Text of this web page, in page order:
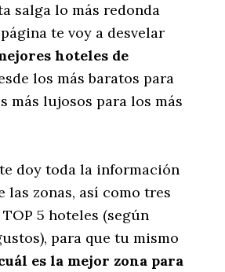
salga lo más redonda
te voy a desvelar
hoteles de
los más baratos para
más lujosos para los más
doy toda la información
las zonas, así como tres
5 hoteles (según
para que tu mismo
esla mejor zona para